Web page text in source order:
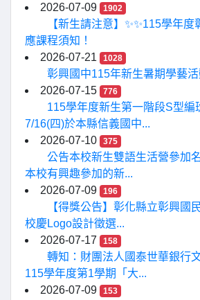
2026-07-09 1902
【新生請注意】✨✨115學年
應課程須知！
2026-07-21
1028
彰興國中115年新生暑期學藝活
2026-07-15
776
115學年度新生第一階段S型編
7/16(四)於本縣信義國中...
2026-07-10
375
公告本校新生雙語生活營參加
本校有興趣參加的新...
2026-07-09
196
【得獎公告】彰化縣立彰興國
校慶Logo設計徵選...
2026-07-17
158
轉知：財團法人國泰世華銀行
115學年度第1學期「大...
2026-07-09
153